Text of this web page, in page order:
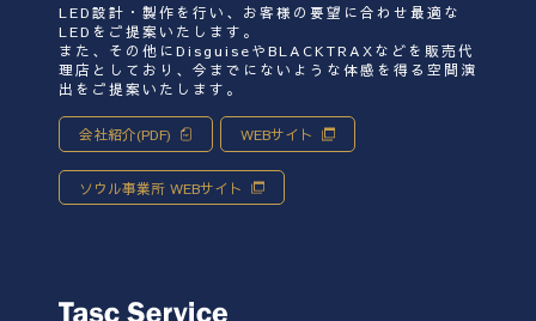
LED設計・製作を行い、お客様の要望に合わせ最適な
LEDをご提案いたします。
また、その他にDisguiseやBLACKTRAXなどを販売代
理店としており、今までにないような体感を得る空間演
出をご提案いたします。
会社紹介(PDF) WEBサイト
ソウル事業所 WEBサイト